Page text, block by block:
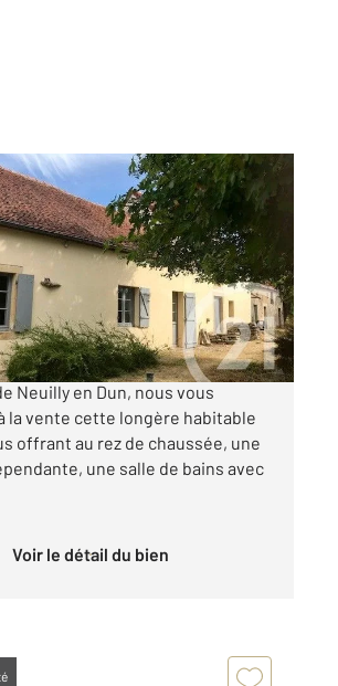
DUN 18
vendre
€
et St Amand Montrond, dans la
Neuilly en Dun, nous vous
la vente cette longère habitable
offrant au rez de chaussée, une
une salle de bains avec
Voir le détail du bien